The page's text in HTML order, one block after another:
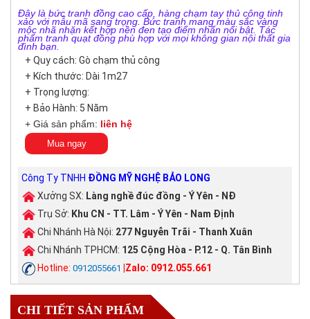
Đây là bức tranh đồng cao cấp, hàng chạm tay thủ công tinh
xảo với mẫu mã sang trọng. Bức tranh mang màu sắc vàng
mộc nhã nhặn kết hợp nền đen tạo điểm nhấn nổi bật. Tác
phẩm tranh quạt đồng phù hợp với mọi không gian nội thất gia
đình bạn.
+ Quy cách: Gò chạm thủ công
+ Kích thước: Dài 1m27
+ Trọng lượng:
+ Bảo Hành: 5 Năm
+ Giá sản phẩm: liên hệ
Mua ngay
Công Ty TNHH ĐỒNG MỸ NGHỆ BẢO LONG
Xưởng SX: Làng nghề đúc đồng - Ý Yên - NĐ
Trụ Sở: Khu CN - TT. Lâm - Ý Yên - Nam Định
Chi Nhánh Hà Nội: 277 Nguyễn Trãi - Thanh Xuân
Chi Nhánh TPHCM: 125 Cộng Hòa - P.12 - Q. Tân Bình
Hotline: 0912055661 |Zalo: 0912.055.661
CHI TIẾT SẢN PHẨM